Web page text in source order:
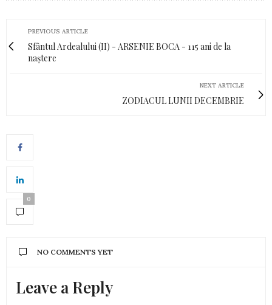
PREVIOUS ARTICLE
Sfântul Ardealului (II) - ARSENIE BOCA - 115 ani de la
naștere
NEXT ARTICLE
ZODIACUL LUNII DECEMBRIE
0
NO COMMENTS YET
Leave a Reply